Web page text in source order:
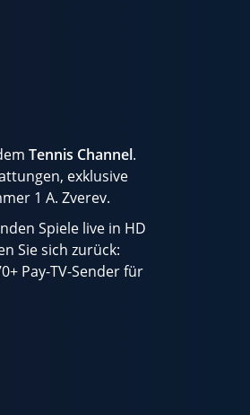
Tennis Channel.
exklusive
1 A. Zverev.
Spiele live in HD
Sie sich zurück:
Pay-TV-Sender für